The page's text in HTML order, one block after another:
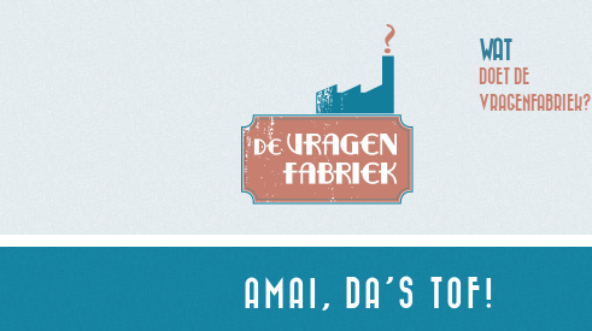
WAT
DOET DE
VRAGENFABRIEK?
AMAI, DA’S TOF!